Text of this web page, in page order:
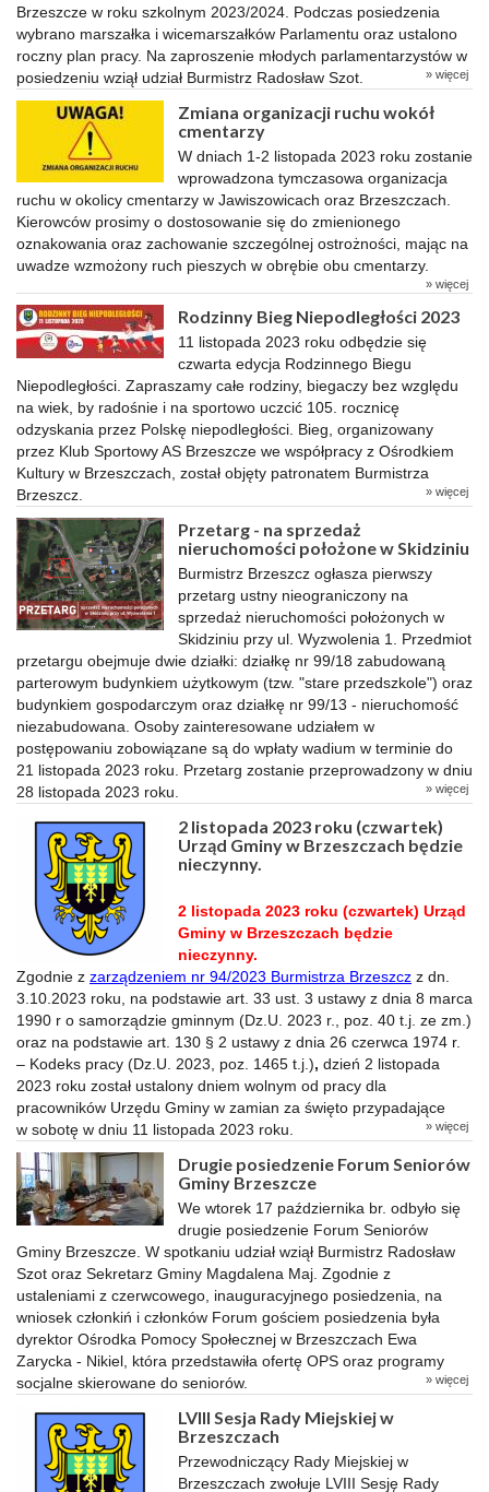
Brzeszcze w roku szkolnym 2023/2024. Podczas posiedzenia
wybrano marszałka i wicemarszałków Parlamentu oraz ustalono
roczny plan pracy. Na zaproszenie młodych parlamentarzystów w
posiedzeniu wziął udział Burmistrz Radosław Szot.
» więcej
Zmiana organizacji ruchu wokół
cmentarzy
W dniach 1-2 listopada 2023 roku zostanie
wprowadzona tymczasowa organizacja
ruchu w okolicy cmentarzy w Jawiszowicach oraz Brzeszczach.
Kierowców prosimy o dostosowanie się do zmienionego
oznakowania oraz zachowanie szczególnej ostrożności, mając na
uwadze wzmożony ruch pieszych w obrębie obu cmentarzy.
» więcej
Rodzinny Bieg Niepodległości 2023
11 listopada 2023 roku odbędzie się
czwarta edycja Rodzinnego Biegu
Niepodległości. Zapraszamy całe rodziny, biegaczy bez względu
na wiek, by radośnie i na sportowo uczcić 105. rocznicę
odzyskania przez Polskę niepodległości. Bieg, organizowany
przez Klub Sportowy AS Brzeszcze we współpracy z Ośrodkiem
Kultury w Brzeszczach, został objęty patronatem Burmistrza
Brzeszcz.
» więcej
Przetarg - na sprzedaż
nieruchomości położone w Skidziniu
Burmistrz Brzeszcz ogłasza pierwszy
przetarg ustny nieograniczony na
sprzedaż nieruchomości położonych w
Skidziniu przy ul. Wyzwolenia 1. Przedmiot
przetargu obejmuje dwie działki: działkę nr 99/18 zabudowaną
parterowym budynkiem użytkowym (tzw. "stare przedszkole") oraz
budynkiem gospodarczym oraz działkę nr 99/13 - nieruchomość
niezabudowana. Osoby zainteresowane udziałem w
postępowaniu zobowiązane są do wpłaty wadium w terminie do
21 listopada 2023 roku. Przetarg zostanie przeprowadzony w dniu
28 listopada 2023 roku.
» więcej
2 listopada 2023 roku (czwartek)
Urząd Gminy w Brzeszczach będzie
nieczynny.
2 listopada 2023 roku (czwartek) Urząd
Gminy w Brzeszczach będzie
nieczynny.
Zgodnie z zarządzeniem nr 94/2023 Burmistrza Brzeszcz z dn.
3.10.2023 roku, na podstawie art. 33 ust. 3 ustawy z dnia 8 marca
1990 r o samorządzie gminnym (Dz.U. 2023 r., poz. 40 t.j. ze zm.)
oraz na podstawie art. 130 § 2 ustawy z dnia 26 czerwca 1974 r.
– Kodeks pracy (Dz.U. 2023, poz. 1465 t.j.), dzień 2 listopada
2023 roku został ustalony dniem wolnym od pracy dla
pracowników Urzędu Gminy w zamian za święto przypadające
w sobotę w dniu 11 listopada 2023 roku.
» więcej
Drugie posiedzenie Forum Seniorów
Gminy Brzeszcze
We wtorek 17 października br. odbyło się
drugie posiedzenie Forum Seniorów
Gminy Brzeszcze. W spotkaniu udział wziął Burmistrz Radosław
Szot oraz Sekretarz Gminy Magdalena Maj. Zgodnie z
ustaleniami z czerwcowego, inauguracyjnego posiedzenia, na
wniosek członkiń i członków Forum gościem posiedzenia była
dyrektor Ośrodka Pomocy Społecznej w Brzeszczach Ewa
Zarycka - Nikiel, która przedstawiła ofertę OPS oraz programy
socjalne skierowane do seniorów.
» więcej
LVIII Sesja Rady Miejskiej w
Brzeszczach
Przewodniczący Rady Miejskiej w
Brzeszczach zwołuje LVIII Sesję Rady